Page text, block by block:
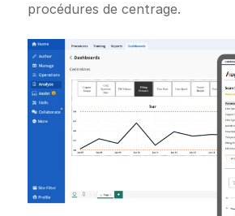
procédures de centrage.